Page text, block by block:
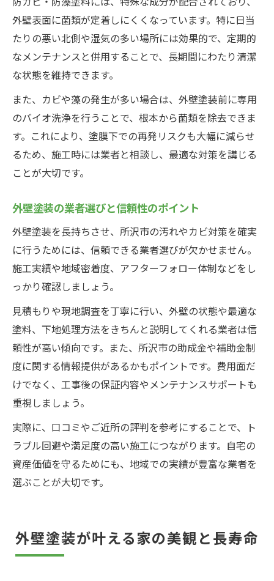
外壁表面に菌類が定着しにくくなっています。特に日当
たりの悪い北側や湿気の多い場所には効果的で、定期的
なメンテナンスと併用することで、長期間にわたり清潔
な状態を維持できます。
また、カビや藻の発生が多い場合は、外壁塗装前に専用
のバイオ洗浄を行うことで、根本から菌類を除去できま
す。これにより、塗膜下での再発リスクも大幅に減らせ
るため、施工時には業者と相談し、最適な対策を講じる
ことが大切です。
外壁塗装の業者選びと信頼性のポイント
外壁塗装を長持ちさせ、所沢市の汚れやカビ対策を確実
に行うためには、信頼できる業者選びが欠かせません。
施工実績や地域密着度、アフターフォロー体制などをし
っかり確認しましょう。
見積もりや現地調査を丁寧に行い、外壁の状態や最適な
塗料、下地処理方法をきちんと説明してくれる業者は信
頼性が高い傾向です。また、所沢市の助成金や補助金制
度に関する情報提供があるかもポイントです。費用面だ
けでなく、工事後の保証内容やメンテナンスサポートも
重視しましょう。
実際に、口コミやご近所の評判を参考にすることで、ト
ラブル回避や満足度の高い施工につながります。自宅の
資産価値を守るためにも、地域での実績が豊富な業者を
選ぶことが大切です。
外壁塗装が叶える家の美観と長寿命